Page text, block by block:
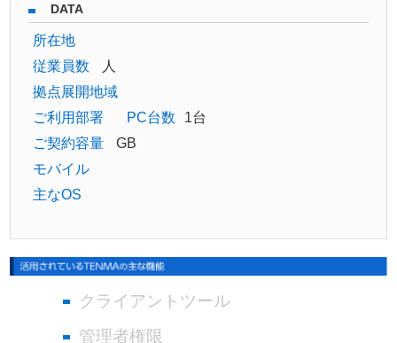
DATA
所在地
従業員数
人
拠点展開地域
ご利用部署
PC台数
1台
ご契約容量
GB
モバイル
主なOS
クライアントツール
管理者権限